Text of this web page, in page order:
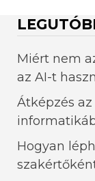
Miért nem
az AI-t
Átképzés
Hogyan